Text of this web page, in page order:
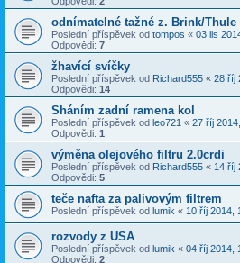
odnímatelné tažné z. Brink/Thule
Poslední příspěvek od tompos « 03 lis
Odpovědi: 7
žhavící svíčky
Poslední příspěvek od Richard555 « 28 říj
Odpovědi: 14
Sháním zadní ramena kol
Poslední příspěvek od leo721 « 27 říj
Odpovědi: 1
výměna olejového filtru 2.0crdi
Poslední příspěvek od Richard555 « 14 říj
Odpovědi: 5
teče nafta za palivovým filtrem
Poslední příspěvek od lumik « 10 říj 2014,
rozvody z USA
Poslední příspěvek od lumik « 04 říj 2014,
Odpovědi: 2